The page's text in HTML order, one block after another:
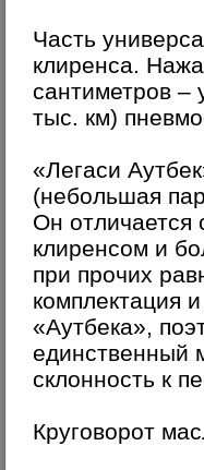
Часть
клиренса.
сантиметров –
тыс. км)
«Легаси
(небольшая
Он отличается
клиренсом и
при прочих
комплектация
«Аутбека»,
единственный
склонность к
Круговорот